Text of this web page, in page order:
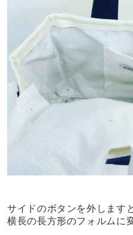
サイドのボタンを外します
横長の長方形のフォルムに